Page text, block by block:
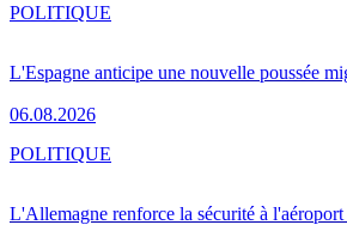
L'Espagne anticipe une nouvelle poussée
06.08.2026
POLITIQUE
L'Allemagne renforce la sécurité à
POLITIQUE